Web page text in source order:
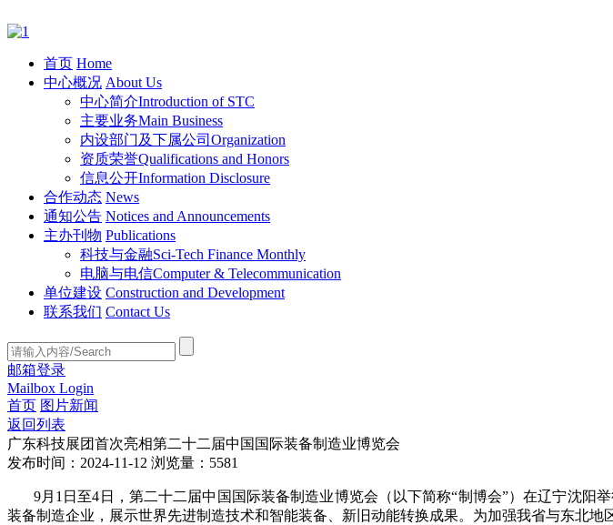
首页 Home
中心概况 About Us
中心简介Introduction of STC
主要业务Main Business
内设部门及下属公司 Organization
资质荣誉Qualifications and Honors
信息公开Information Disclosure
合作动态 News
通知公告 Notices and Announcements
主办刊物 Publications
科技与金融Sci-Tech Finance Monthly
电脑与电信Computer & Telecommunication
单位建设 Construction and Development
联系我们 Contact Us
邮箱登录
Mailbox Login
首页 图片新闻
返回列表
广东科技展团首次亮相第二十二届中国国际装备制造业博览会
发布时间：2024-11-12 浏览量：5581
9月1日至4日，第二十二届中国国际装备制造业博览会（以下简称“制博会”）在辽宁沈阳
装备制造企业，展示世界先进制造技术和智能装备、新旧动能转换成果。为加强我省与东北